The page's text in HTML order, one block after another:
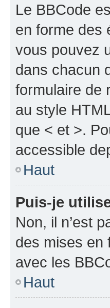
Le BBCode
en forme des
vous pouvez
dans chacun
formulaire de
au style
que < et >.
accessible
Haut
Puis-je
Non, il n’est
des mises en
avec les
Haut